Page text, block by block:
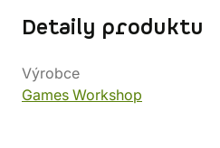
Detaily produktu
Výrobce
Games Workshop